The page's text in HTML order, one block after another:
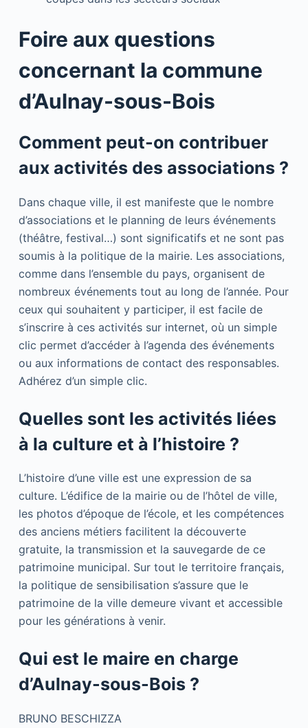
Foire aux questions
concernant la commune
d’Aulnay-sous-Bois
Comment peut-on contribuer
aux activités des associations ?
Dans chaque ville, il est manifeste que le nombre
d’associations et le planning de leurs événements
(théâtre, festival…) sont significatifs et ne sont pas
soumis à la politique de la mairie. Les associations,
comme dans l’ensemble du pays, organisent de
nombreux événements tout au long de l’année. Pour
ceux qui souhaitent y participer, il est facile de
s’inscrire à ces activités sur internet, où un simple
clic permet d’accéder à l’agenda des événements
ou aux informations de contact des responsables.
Adhérez d’un simple clic.
Quelles sont les activités liées
à la culture et à l’histoire ?
L’histoire d’une ville est une expression de sa
culture. L’édifice de la mairie ou de l’hôtel de ville,
les photos d’époque de l’école, et les compétences
des anciens métiers facilitent la découverte
gratuite, la transmission et la sauvegarde de ce
patrimoine municipal. Sur tout le territoire français,
la politique de sensibilisation s’assure que le
patrimoine de la ville demeure vivant et accessible
pour les générations à venir.
Qui est le maire en charge
d’Aulnay-sous-Bois ?
BRUNO BESCHIZZA